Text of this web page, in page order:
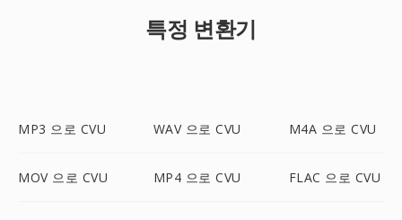
특정 변환기
MP3 으로 CVU WAV 으로 CVU M4A 으로 CVU
MOV 으로 CVU MP4 으로 CVU FLAC 으로 CVU